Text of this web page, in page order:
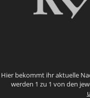
Hier bekommt ihr aktuelle
werden 1 zu 1 von den